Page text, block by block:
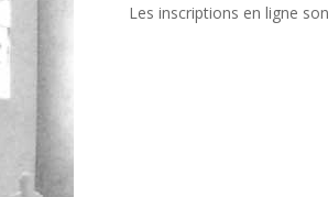
Les inscriptions en ligne